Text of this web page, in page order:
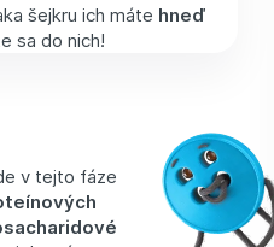
šejkru ich máte hneď
sa do nich!
v tejto fáze